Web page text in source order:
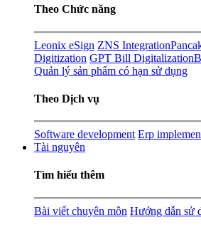
Theo Chức năng
Leonix eSign ZNS Integration
Digitization GPT Bill Digitalization
Quản lý sản phẩm có hạn sử dụng
Theo Dịch vụ
Software development Erp
Tài nguyên
Tìm hiểu thêm
Bài viết chuyên môn Hướng dẫn sử